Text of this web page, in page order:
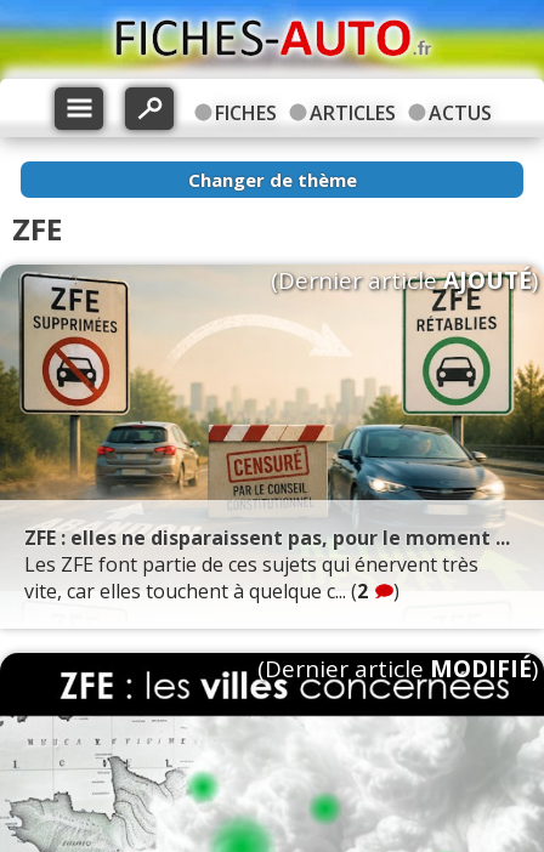
FICHES ARTICLES ACTUS
Changer de thème
ZFE
ZFE : elles ne disparaissent pas, pour le moment ...
Les ZFE font partie de ces sujets qui énervent très
vite, car elles touchent à quelque c... (2 )
(Dernier articleAJOUTÉ)
(Dernier article MODIFIÉ)